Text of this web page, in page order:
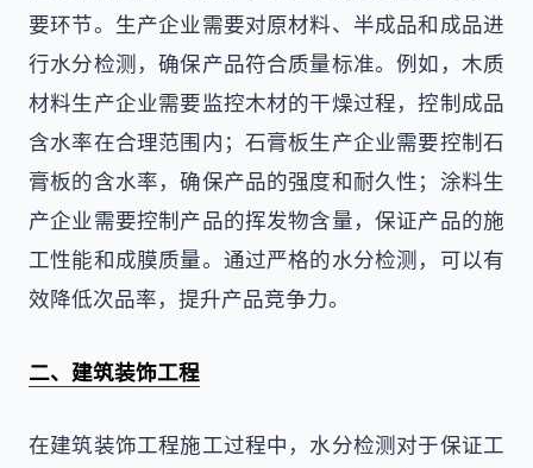
要环节。生产企业需要对原材料、半成品和成品进
行水分检测，确保产品符合质量标准。例如，木质
材料生产企业需要监控木材的干燥过程，控制成品
含水率在合理范围内；石膏板生产企业需要控制石
膏板的含水率，确保产品的强度和耐久性；涂料生
产企业需要控制产品的挥发物含量，保证产品的施
工性能和成膜质量。通过严格的水分检测，可以有
效降低次品率，提升产品竞争力。
二、建筑装饰工程
在建筑装饰工程施工过程中，水分检测对于保证工